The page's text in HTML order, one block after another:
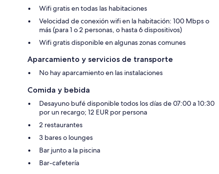
Wifi gratis en todas las habitaciones
Velocidad de conexión wifi en la habitación: 100 Mbps o
más (para 1 o 2 personas, o hasta 6 dispositivos)
Wifi gratis disponible en algunas zonas comunes
Aparcamiento y servicios de transporte
No hay aparcamiento en las instalaciones
Comida y bebida
Desayuno bufé disponible todos los días de 07:00 a 10:30
por un recargo; 12 EUR por persona
2 restaurantes
3 bares o lounges
Bar junto a la piscina
Bar-cafetería